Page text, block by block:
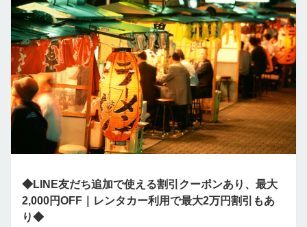
◆LINE友だち追加で使える割引クーポンあり、最大
2,000円OFF｜レンタカー利用で最大2万円割引もあ
り◆